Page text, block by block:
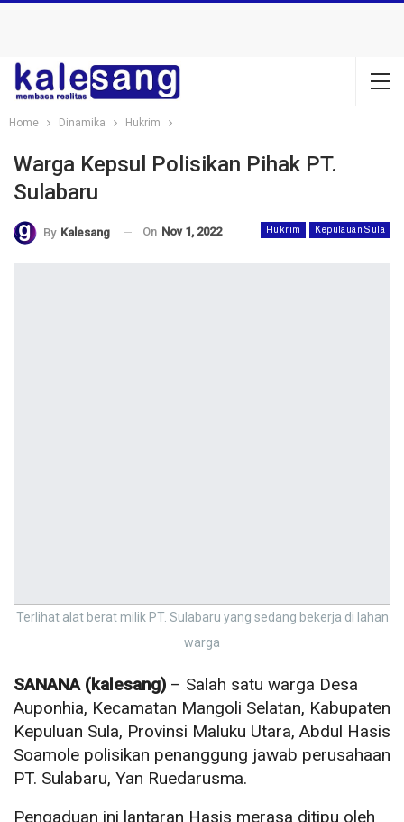
Home Dinamika Hukrim
Warga Kepsul Polisikan Pihak PT.
Sulabaru
Hukrim Kepulauan Sula
By Kalesang On Nov 1, 2022
Terlihat alat berat milik PT. Sulabaru yang sedang bekerja di lahan
warga
SANANA (kalesang) – Salah satu warga Desa
Auponhia, Kecamatan Mangoli Selatan, Kabupaten
Kepuluan Sula, Provinsi Maluku Utara, Abdul Hasis
Soamole polisikan penanggung jawab perusahaan
PT. Sulabaru, Yan Ruedarusma.
Pengaduan ini lantaran Hasis merasa ditipu oleh